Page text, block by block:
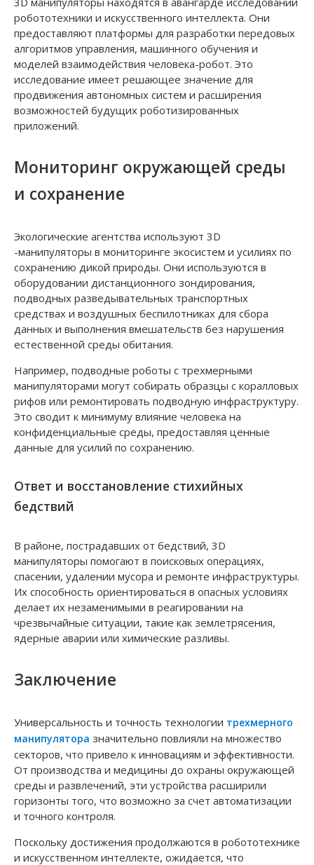
робототехники и искусственного интеллекта. Они
предоставляют платформы для разработки передовых
алгоритмов управления, машинного обучения и
моделей взаимодействия человека-робот. Это
исследование имеет решающее значение для
продвижения автономных систем и расширения
возможностей будущих роботизированных
приложений.
Мониторинг окружающей среды
и сохранение
Экологические агентства используют 3D
-манипуляторы в мониторинге экосистем и усилиях по
сохранению дикой природы. Они используются в
оборудовании дистанционного зондирования,
подводных разведывательных транспортных
средствах и воздушных беспилотниках для сбора
данных и выполнения вмешательств без нарушения
естественной среды обитания.
Например, подводные роботы с трехмерными
манипуляторами могут собирать образцы с коралловых
рифов или ремонтировать подводную инфраструктуру.
Это сводит к минимуму влияние человека на
конфиденциальные среды, предоставляя ценные
данные для усилий по сохранению.
Ответ и восстановление стихийных
бедствий
В районе, пострадавших от бедствий, 3D
манипуляторы помогают в поисковых операциях,
спасении, удалении мусора и ремонте инфраструктуры.
Их способность ориентироваться в опасных условиях
делает их незаменимыми в реагировании на
чрезвычайные ситуации, такие как землетрясения,
ядерные аварии или химические разливы.
Заключение
Универсальность и точность технологии трехмерного
манипулятора значительно повлияли на множество
секторов, что привело к инновациям и эффективности.
От производства и медицины до охраны окружающей
среды и развлечений, эти устройства расширили
горизонты того, что возможно за счет автоматизации
и точного контроля.
Поскольку достижения продолжаются в робототехнике
и искусственном интеллекте, ожидается, что